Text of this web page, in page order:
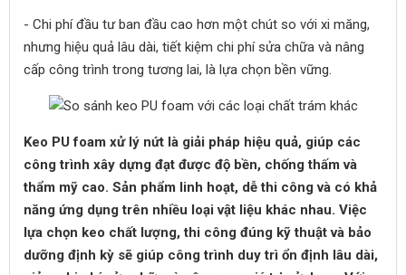
- Chi phí đầu tư ban đầu cao hơn một chút so với xi măng,
nhưng hiệu quả lâu dài, tiết kiệm chi phí sửa chữa và nâng
cấp công trình trong tương lai, là lựa chọn bền vững.
Keo PU foam xử lý nứt là giải pháp hiệu quả, giúp các
công trình xây dựng đạt được độ bền, chống thấm và
thẩm mỹ cao. Sản phẩm linh hoạt, dễ thi công và có khả
năng ứng dụng trên nhiều loại vật liệu khác nhau. Việc
lựa chọn keo chất lượng, thi công đúng kỹ thuật và bảo
dưỡng định kỳ sẽ giúp công trình duy trì ổn định lâu dài,